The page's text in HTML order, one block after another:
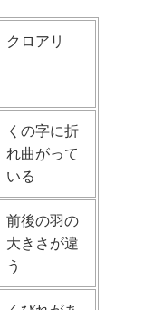
クロアリ
くの字に折
れ曲がって
いる
前後の羽の
大きさが違
う